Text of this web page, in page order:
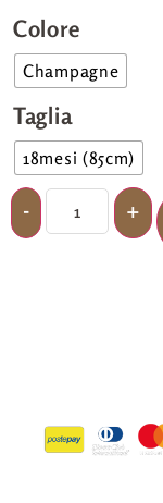
Colore
Champagne
Taglia
18mesi (85cm)